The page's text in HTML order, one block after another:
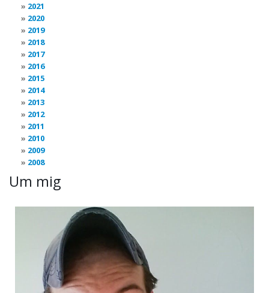
2021
2020
2019
2018
2017
2016
2015
2014
2013
2012
2011
2010
2009
2008
Um mig